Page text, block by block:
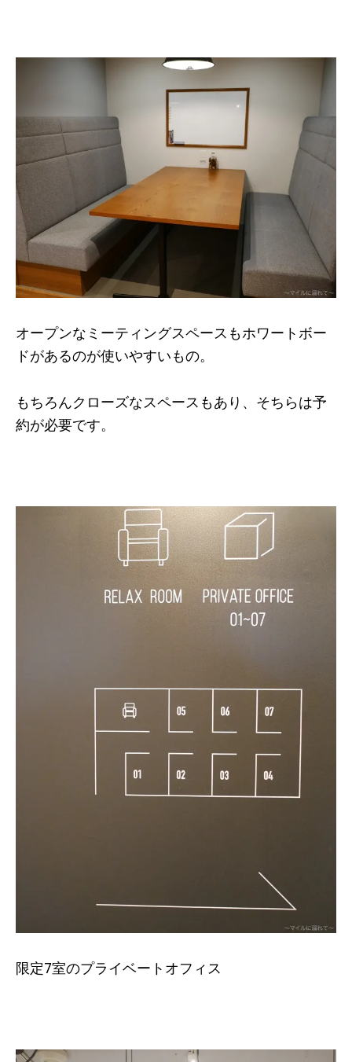
オープンなミーティングスペースもホワートボー
ドがあるのが使いやすいもの。
もちろんクローズなスペースもあり、そちらは予
約が必要です。
限定7室のプライベートオフィス